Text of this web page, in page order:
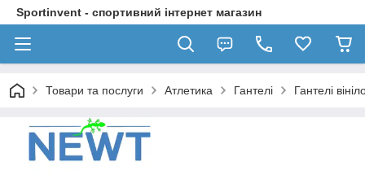
Sportinvent - спортивний інтернет магазин
Товари та послуги Атлетика Гантелі Гантелі